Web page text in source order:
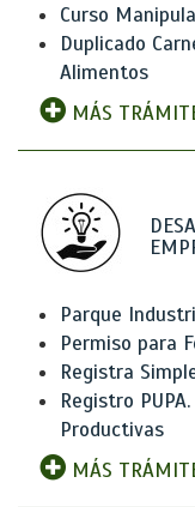
Curso
Duplicado
Alimentos
MÁS
Parque
Permiso para
Registra
Registro
Productivas
MÁS